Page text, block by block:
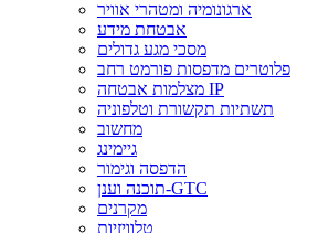
ארגונומיה ומטהרי אוויר
אבטחת מידע
מסכי מגע גדולים
פלוטרים מדפסות פורמט רחב
מצלמות אבטחה IP
תשתיות תקשורת וטלפוניה
מחשוב
גיימינג
הדפסה וגימור
תוכנה וענן-GTC
מקרנים
טלוויזיות